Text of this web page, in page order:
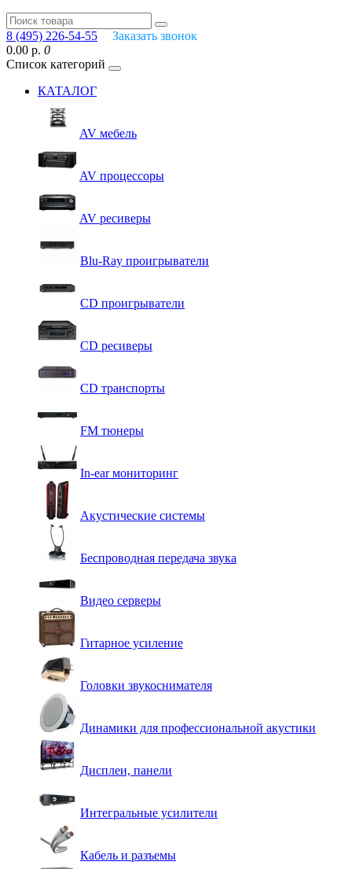
8 (495) 226-54-55
Заказать звонок
0.00 р. 0
Список категорий
КАТАЛОГ
AV мебель
AV процессоры
AV ресиверы
Blu-Ray проигрыватели
CD проигрыватели
CD ресиверы
CD транспорты
FM тюнеры
In-ear мониторинг
Акустические системы
Беспроводная передача звука
Видео серверы
Гитарное усиление
Головки звукоснимателя
Динамики для профессиональной акустики
Дисплеи, панели
Интегральные усилители
Кабель и разъемы